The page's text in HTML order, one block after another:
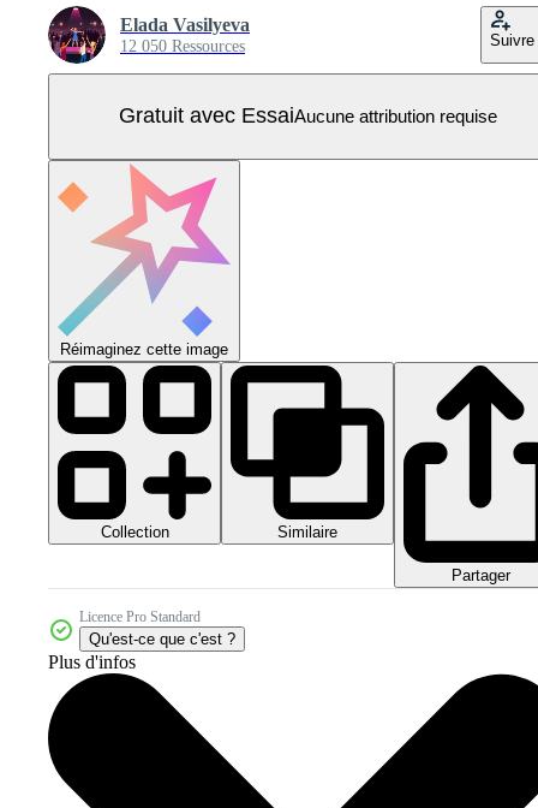
Elada Vasilyeva
12 050 Ressources Suivre
Gratuit avec EssaiAucune attribution requise
Réimaginez cette image
Collection Similaire
Partager
Licence Pro Standard
Qu'est-ce que c'est ?
Plus d'infos